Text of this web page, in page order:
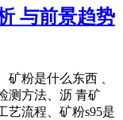
与前景趋势
粉是什么东西 、
测方法、沥 青矿
艺流程、矿粉s95是